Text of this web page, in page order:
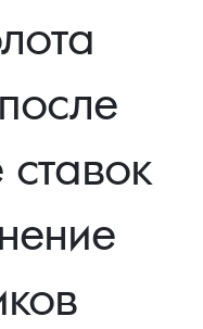
серебра, платины на